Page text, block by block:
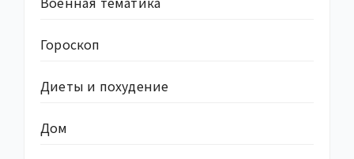
Гороскоп
Диеты и похудение
Дом